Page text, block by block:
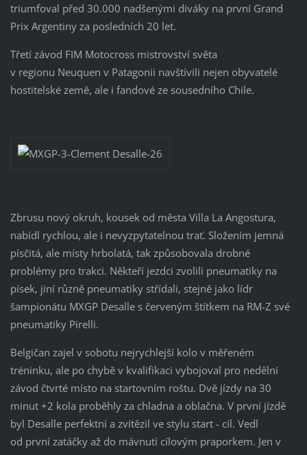
triumfoval před 30.000 nadšenými diváky na první Grand
Prix Argentiny za posledních 20 let.
Třetí závod FIM Motocross mistrovství světa
v regionu Neuquen v Patagonii navštívili nejen obyvatelé
hostitelské země, ale i fandové ze sousedního Chile.
Zbrusu nový okruh, kousek od města Villa La Angostura,
nabídl rychlou, ale i nevyzpytatelnou trať. Složením jemná
písčitá, ale místy hrbolatá, tak způsobovala drobné
problémy pro trakci. Někteří jezdci zvolili pneumatiky na
písek, jiní různě pneumatiky střídali, stejně jako lídr
šampionátu MXGP Desalle s červeným štítkem na RM-Z své
pneumatiky Pirelli.
Belgičan zajel v sobotu nejrychlejší kolo v měřeném
tréninku, ale po chybě v kvalifikaci vybojoval pro nedělní
závod čtvrté místo na startovním roštu. Dvě jízdy na 30
minut +2 kola proběhly za chladna a oblačna. V první jízdě
byl Desalle perfektní a zvítězil ve stylu start - cíl. Vedl
od první zatáčky až do mávnutí cílovým praporkem. Jen v